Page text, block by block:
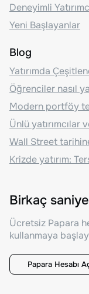
Deneyimli
Yeni Başlayanlar
Blog
Yatırımda
Öğrenciler nasıl
Modern portföy
Ünlü yatırımcılar
Wall Street
Krizde yatırım:
Birkaç
Ücretsiz Papara
kullanmaya
Papara Hesabı